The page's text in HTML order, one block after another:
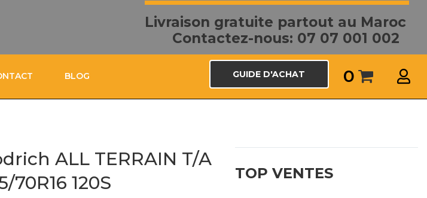
Livraison gratuite partout au Maroc
Contactez-nous: 07 07 001 002
BLOG GUIDE D'ACHAT 0
ALL TERRAIN T/A
70R16 120S
TOP VENTES